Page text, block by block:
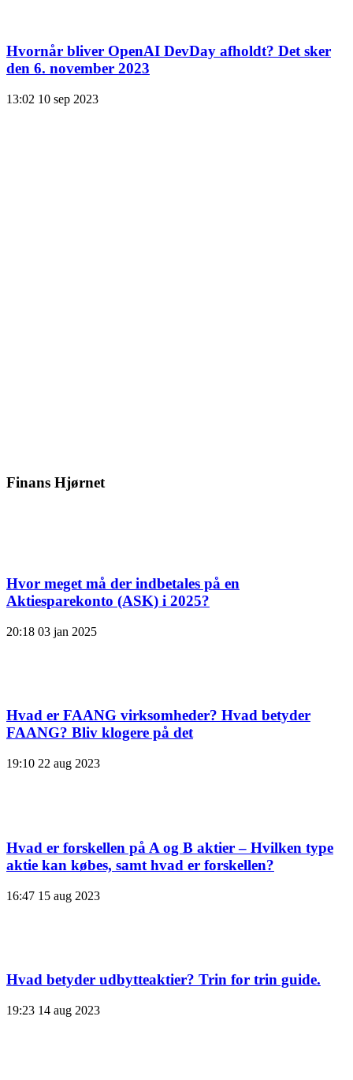
Hvornår bliver OpenAI DevDay afholdt? Det sker
den 6. november 2023
13:02 10 sep 2023
Finans Hjørnet
Hvor meget må der indbetales på en
Aktiesparekonto (ASK) i 2025?
20:18 03 jan 2025
Hvad er FAANG virksomheder? Hvad betyder
FAANG? Bliv klogere på det
19:10 22 aug 2023
Hvad er forskellen på A og B aktier – Hvilken type
aktie kan købes, samt hvad er forskellen?
16:47 15 aug 2023
Hvad betyder udbytteaktier? Trin for trin guide.
19:23 14 aug 2023